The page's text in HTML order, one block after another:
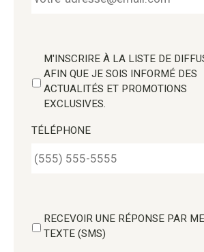
M'INSCRIRE À LA LISTE DE
AFIN QUE JE SOIS INFORMÉ DES
ACTUALITÉS ET PROMOTIONS
EXCLUSIVES.
TÉLÉPHONE
RECEVOIR UNE RÉPONSE PAR
TEXTE (SMS)